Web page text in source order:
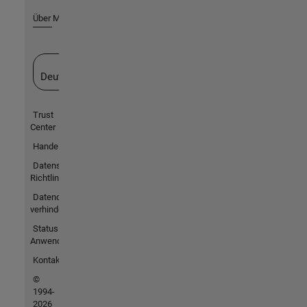
Über MathWorks
Deutschland
Trust
Center
Handelsmarken
Datenschutz-
Richtlinien
Datendiebstahl
verhindern
Status von
Anwendungen
Kontakt
©
1994-
2026